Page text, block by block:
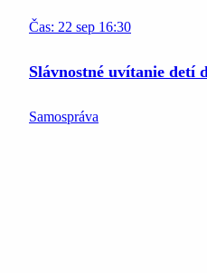
Čas: 22 sep 16:30
Slávnostné uvítanie detí
Samospráva